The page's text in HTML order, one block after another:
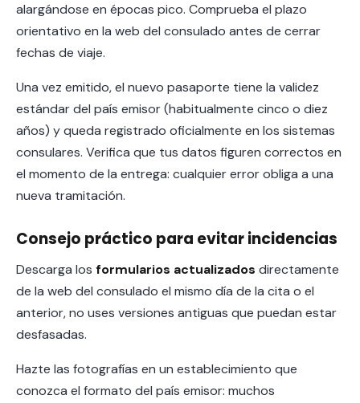
alargándose en épocas pico. Comprueba el plazo
orientativo en la web del consulado antes de cerrar
fechas de viaje.
Una vez emitido, el nuevo pasaporte tiene la validez
estándar del país emisor (habitualmente cinco o diez
años) y queda registrado oficialmente en los sistemas
consulares. Verifica que tus datos figuren correctos en
el momento de la entrega: cualquier error obliga a una
nueva tramitación.
Consejo práctico para evitar incidencias
Descarga los formularios actualizados directamente
de la web del consulado el mismo día de la cita o el
anterior, no uses versiones antiguas que puedan estar
desfasadas.
Hazte las fotografías en un establecimiento que
conozca el formato del país emisor: muchos